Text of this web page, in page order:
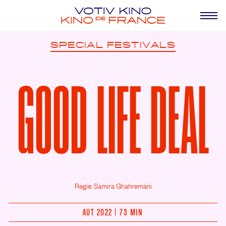
SPECIAL FESTIVALS
GOOD LIFE DEAL
Regie: Samira Ghahremani
AUT 2022 | 73 MIN